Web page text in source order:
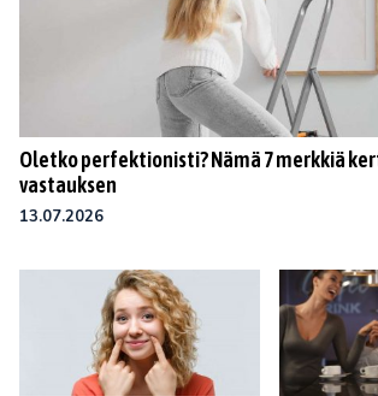
Oletko perfektionisti? Nämä 7 merkkiä
vastauksen
13.07.2026